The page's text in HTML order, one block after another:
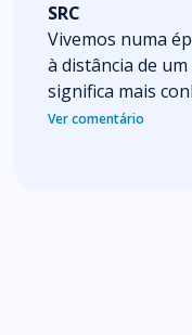
SRC
Vivemos numa
à distância de
significa mais
Ver comentário